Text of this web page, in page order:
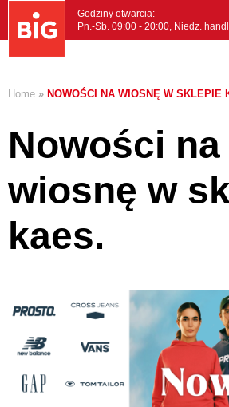
Godziny otwarcia:
Pn.-Sb. 09:00 - 20:00, Niedz.
Home » NOWOŚCI NA WIOSNĘ W SKLEPIE
Nowości na
wiosnę w
kaes.